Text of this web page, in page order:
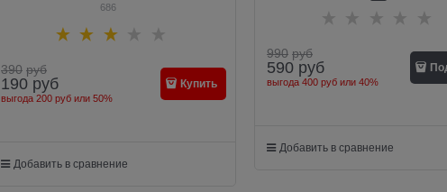
686
390 руб
190 руб
выгода 200 руб или 50%
Купить
Добавить в сравнение
990 руб
590 руб
выгода 400 руб или 40%
Добавить в сравнение